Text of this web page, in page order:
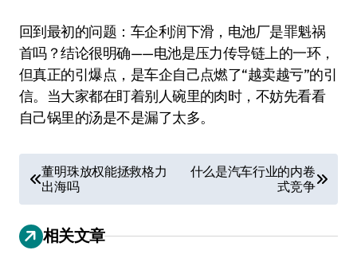
回到最初的问题：车企利润下滑，电池厂是罪魁祸
首吗？结论很明确——电池是压力传导链上的一环，
但真正的引爆点，是车企自己点燃了“越卖越亏”的引
信。当大家都在盯着别人碗里的肉时，不妨先看看
自己锅里的汤是不是漏了太多。
章
导
航
董明珠放权能拯救格力
出海吗
什么是汽车行业的内卷
式竞争
相关文章